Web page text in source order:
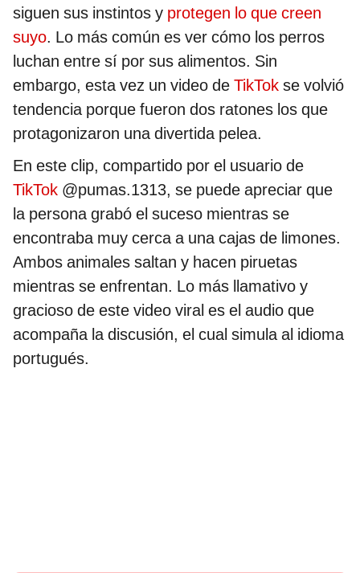
siguen sus instintos y protegen lo que creen
suyo. Lo más común es ver cómo los perros
luchan entre sí por sus alimentos. Sin
embargo, esta vez un video de TikTok se volvió
tendencia porque fueron dos ratones los que
protagonizaron una divertida pelea.
En este clip, compartido por el usuario de
TikTok @pumas.1313, se puede apreciar que
la persona grabó el suceso mientras se
encontraba muy cerca a una cajas de limones.
Ambos animales saltan y hacen piruetas
mientras se enfrentan. Lo más llamativo y
gracioso de este video viral es el audio que
acompaña la discusión, el cual simula al idioma
portugués.